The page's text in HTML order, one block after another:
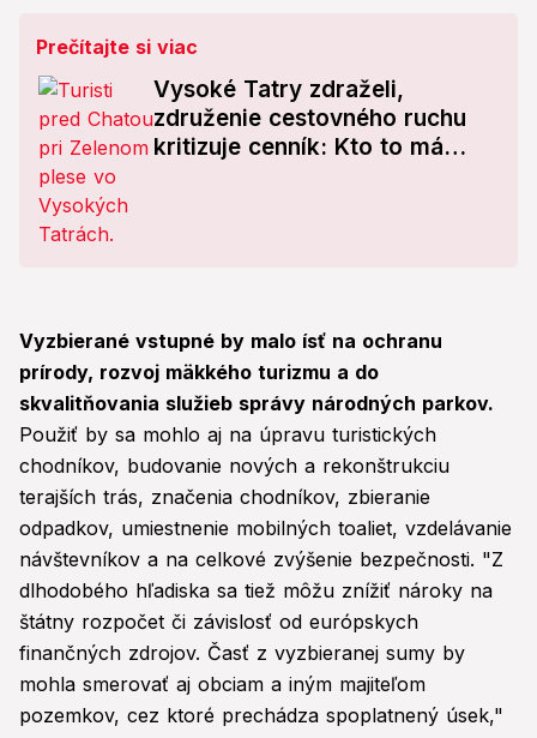
Prečítajte si viac
Vysoké Tatry zdraželi,
združenie cestovného ruchu
kritizuje cenník: Kto to má
Vyzbierané vstupné by malo ísť na ochranu
prírody, rozvoj mäkkého turizmu a do
skvalitňovania služieb správy národných parkov.
Použiť by sa mohlo aj na úpravu turistických
chodníkov, budovanie nových a rekonštrukciu
terajších trás, značenia chodníkov, zbieranie
odpadkov, umiestnenie mobilných toaliet, vzdelávanie
návštevníkov a na celkové zvýšenie bezpečnosti. "Z
dlhodobého hľadiska sa tiež môžu znížiť nároky na
štátny rozpočet či závislosť od európskych
finančných zdrojov. Časť z vyzbieranej sumy by
mohla smerovať aj obciam a iným majiteľom
pozemkov, cez ktoré prechádza spoplatnený úsek,"